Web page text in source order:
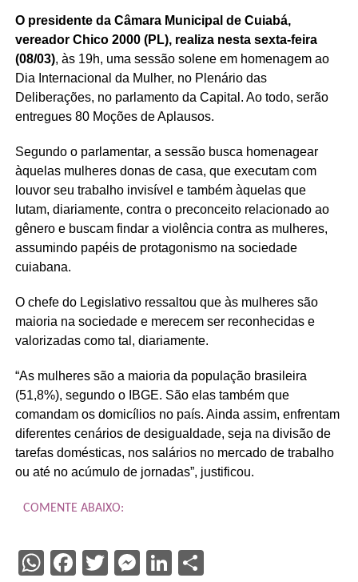
O presidente da Câmara Municipal de Cuiabá,
vereador Chico 2000 (PL), realiza nesta sexta-feira
(08/03), às 19h, uma sessão solene em homenagem ao
Dia Internacional da Mulher, no Plenário das
Deliberações, no parlamento da Capital. Ao todo, serão
entregues 80 Moções de Aplausos.
Segundo o parlamentar, a sessão busca homenagear
àquelas mulheres donas de casa, que executam com
louvor seu trabalho invisível e também àquelas que
lutam, diariamente, contra o preconceito relacionado ao
gênero e buscam findar a violência contra as mulheres,
assumindo papéis de protagonismo na sociedade
cuiabana.
O chefe do Legislativo ressaltou que às mulheres são
maioria na sociedade e merecem ser reconhecidas e
valorizadas como tal, diariamente.
“As mulheres são a maioria da população brasileira
(51,8%), segundo o IBGE. São elas também que
comandam os domicílios no país. Ainda assim, enfrentam
diferentes cenários de desigualdade, seja na divisão de
tarefas domésticas, nos salários no mercado de trabalho
ou até no acúmulo de jornadas”, justificou.
COMENTE ABAIXO:
WhatsApp
Facebook
Twitter
Messenger
LinkedIn
Share